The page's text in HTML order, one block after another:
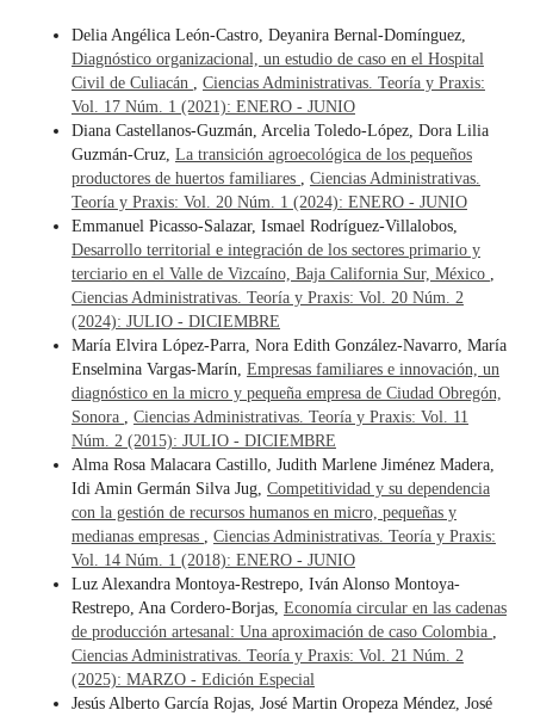
Delia Angélica León-Castro, Deyanira Bernal-Domínguez,
Diagnóstico organizacional, un estudio de caso en el Hospital
Civil de Culiacán
Ciencias Administrativas. Teoría y Praxis:
Vol. 17 Núm. 1 (2021): ENERO - JUNIO
Diana Castellanos-Guzmán, Arcelia Toledo-López, Dora Lilia
Guzmán-Cruz, La transición agroecológica de los pequeños
productores de huertos familiares
Ciencias Administrativas.
Teoría y Praxis: Vol. 20 Núm. 1 (2024): ENERO - JUNIO
Emmanuel Picasso-Salazar, Ismael Rodríguez-Villalobos,
Desarrollo territorial e integración de los sectores primario y
terciario en el Valle de Vizcaíno, Baja California Sur, México
Ciencias Administrativas. Teoría y Praxis: Vol. 20 Núm. 2
(2024): JULIO - DICIEMBRE
María Elvira López-Parra, Nora Edith González-Navarro, María
Enselmina Vargas-Marín, Empresas familiares e innovación, un
diagnóstico en la micro y pequeña empresa de Ciudad Obregón,
Sonora
Ciencias Administrativas. Teoría y Praxis: Vol. 11
Núm. 2 (2015): JULIO - DICIEMBRE
Alma Rosa Malacara Castillo, Judith Marlene Jiménez Madera,
Idi Amin Germán Silva Jug, Competitividad y su dependencia
con la gestión de recursos humanos en micro, pequeñas y
medianas empresas
Ciencias Administrativas. Teoría y Praxis:
Vol. 14 Núm. 1 (2018): ENERO - JUNIO
Luz Alexandra Montoya-Restrepo, Iván Alonso Montoya-
Restrepo, Ana Cordero-Borjas, Economía circular en las cadenas
de producción artesanal: Una aproximación de caso Colombia
Ciencias Administrativas. Teoría y Praxis: Vol. 21 Núm. 2
(2025): MARZO - Edición Especial
Jesús Alberto García Rojas, José Martin Oropeza Méndez, José